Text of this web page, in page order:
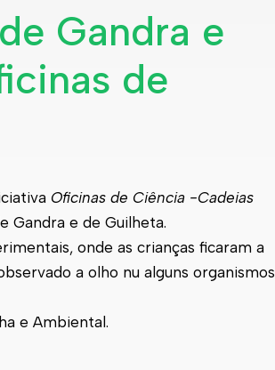
Gandra e
de
Oficinas de Ciência -Cadeias
Gandra e de Guilheta.
onde as crianças ficaram a
a olho nu alguns organismos
e Ambiental.